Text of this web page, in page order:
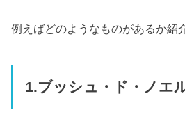
例えばどのようなものがあるか紹
1.ブッシュ・ド・ノエ